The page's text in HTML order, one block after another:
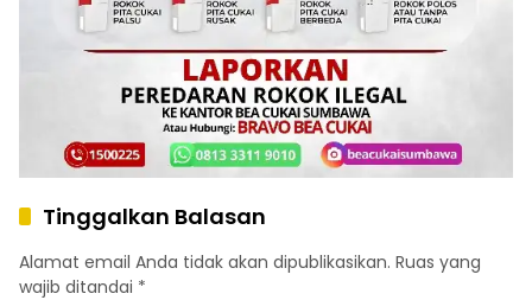
Tinggalkan Balasan
Alamat email Anda tidak akan dipublikasikan. Ruas yang
wajib ditandai *